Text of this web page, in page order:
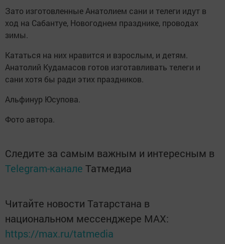
Зато изготовленные Анатолием сани и телеги идут в
ход на Сабантуе, Новогоднем празднике, проводах
зимы.
Кататься на них нравится и взрослым, и детям.
Анатолий Кудамасов готов изготавливать телеги и
сани хотя бы ради этих праздников.
Альфинур Юсупова.
Фото автора.
Следите за самым важным и интересным в
Telegram-канале Татмедиа
Читайте новости Татарстана в
национальном мессенджере MАХ:
https://max.ru/tatmedia